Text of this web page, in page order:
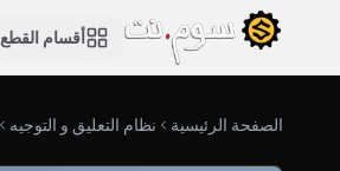
أقسام القطع
الصفحة الرئيسية نظام التعليق و التوجيه